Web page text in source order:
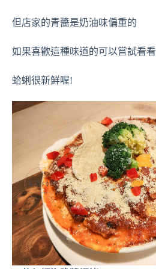
但店家的青醬是奶油味偏重的
如果喜歡這種味道的可以嘗試看看
蛤蜊很新鮮喔!